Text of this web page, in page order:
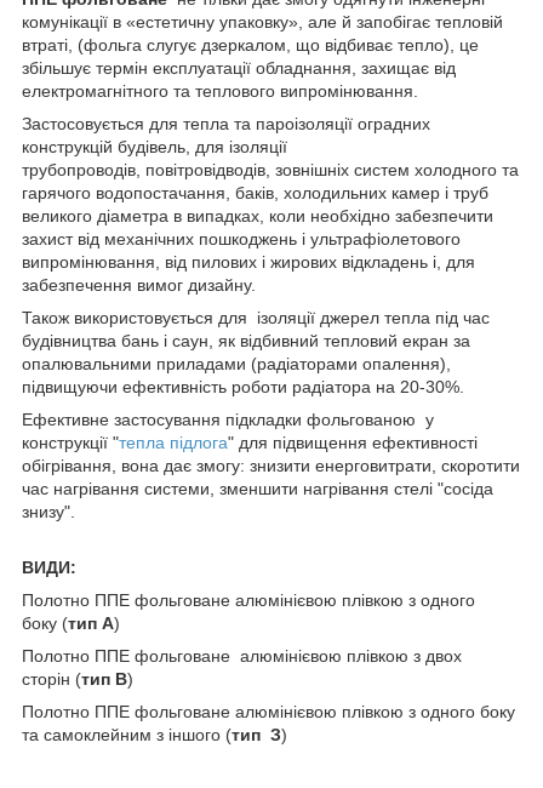
комунікації в «естетичну упаковку», але й запобігає тепловій
втраті, (фольга слугує дзеркалом, що відбиває тепло), це
збільшує термін експлуатації обладнання, захищає від
електромагнітного та теплового випромінювання.
Застосовується для тепла та пароізоляції оградних
конструкцій будівель, для ізоляції
трубопроводів, повітровідводів, зовнішніх систем холодного та
гарячого водопостачання, баків, холодильних камер і труб
великого діаметра в випадках, коли необхідно забезпечити
захист від механічних пошкоджень і ультрафіолетового
випромінювання, від пилових і жирових відкладень і, для
забезпечення вимог дизайну.
Також використовується для ізоляції джерел тепла під час
будівництва бань і саун, як відбивний тепловий екран за
опалювальними приладами (радіаторами опалення),
підвищуючи ефективність роботи радіатора на 20-30%.
Ефективне застосування підкладки фольгованою у
конструкції "тепла підлога" для підвищення ефективності
обігрівання, вона дає змогу: знизити енерговитрати, скоротити
час нагрівання системи, зменшити нагрівання стелі "сосіда
знизу".
ВИДИ:
Полотно ППЕ фольговане алюмінієвою плівкою з одного
боку (тип А)
Полотно ППЕ фольговане алюмінієвою плівкою з двох
сторін (тип В)
Полотно ППЕ фольговане алюмінієвою плівкою з одного боку
та самоклейним з іншого (тип З)